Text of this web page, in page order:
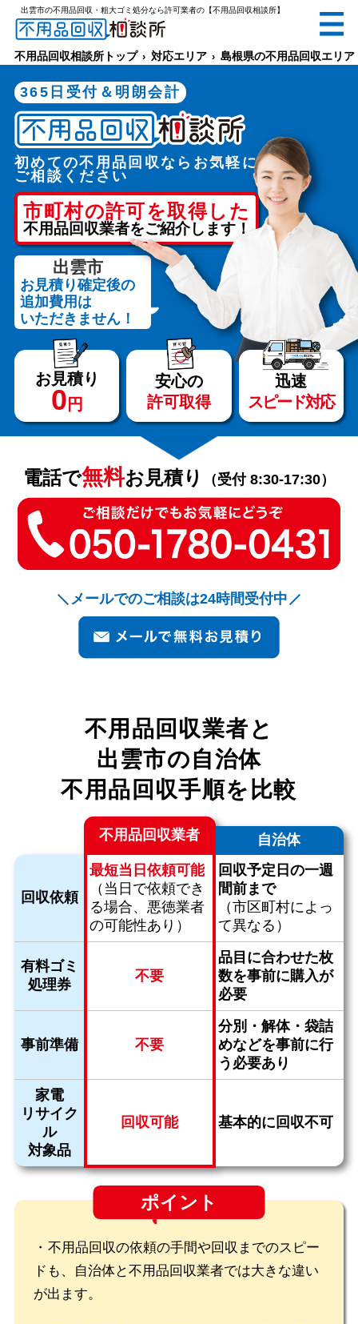
出雲市の不用品回収・粗大ゴミ処分なら許可業者の【不用品回収相談所】
電話で無料お見積り（受付 8:30-17:30）
メールでのご相談は24時間受付中
不用品回収相談所TOP
当社について
サービス
料金
対応エリア
お客様の声
よくある質問
不用品回収相談所トップ 対応エリア 島根県の不用品回収エリア
365日受付＆明朗会計
初めての不用品回収ならお気軽に
ご相談ください
市町村の許可を取得した
不用品回収業者をご紹介します！
出雲市
お見積り確定後の
追加費用は
いただきません！
お見積り
0 円
安心の
許可取得
迅速
スピード対応
電話で無料お見積り （受付 8:30-17:30）
メールでのご相談は24時間受付中
不用品回収業者と
出雲市の自治体
不用品回収手順を比較
不用品回収業者 自治体
回収依頼
最短当日依頼可能
（当日で依頼でき
る場合、 悪徳業者
の可能性あり）
回収予定日の一週
間前まで
（市区町村によっ
て異なる）
有料ゴミ
処理券
不要
品目に合わせた枚
数を事前に購入が
必要
事前準備 不要
分別・解体・袋詰
めなどを事前に行
う必要あり
家電
リサイク
ル
対象品
回収可能 基本的に回収不可
ポイント
不用品回収の依頼の手間や回収までのスピー
ドも、自治体と不用品回収業者では大きな違い
が出ます。